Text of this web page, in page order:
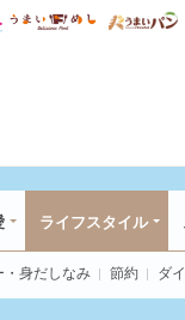
研 ディズニー特集
mimot. うまいめし
ライフスタイル
・身だしなみ 節約 ダ